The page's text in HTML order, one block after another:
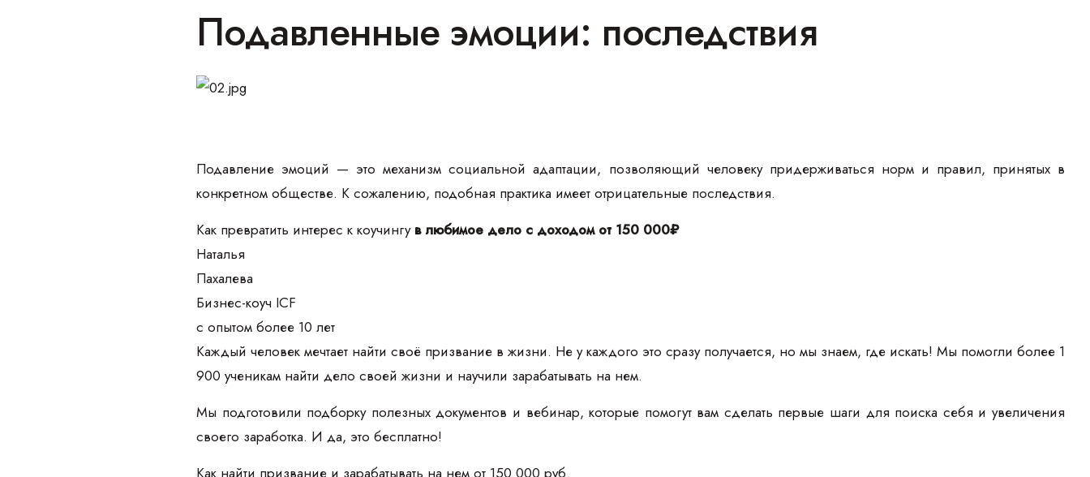
Подавленные эмоции: последствия
Подавление эмоций — это механизм социальной адаптации, позволяющий человеку придерживаться норм и правил, принятых в
конкретном обществе. К сожалению, подобная практика имеет отрицательные последствия.
Как превратить интерес к коучингу в любимое дело с доходом от 150 000₽
Наталья
Пахалева
Бизнес-коуч ICF
с опытом более 10 лет
Каждый человек мечтает найти своё призвание в жизни. Не у каждого это сразу получается, но мы знаем, где искать! Мы помогли более 1
900 ученикам найти дело своей жизни и научили зарабатывать на нем.
Мы подготовили подборку полезных документов и вебинар, которые помогут вам сделать первые шаги для поиска себя и увеличения
своего заработка. И да, это бесплатно!
Как найти призвание и зарабатывать на нем от 150 000 руб.